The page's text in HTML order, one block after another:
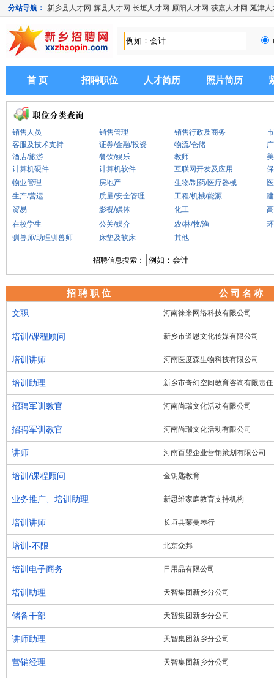
分站导航： 新乡县人才网 辉县人才网 长垣人才网 原阳人才网 获嘉人才网 延津人
首 页 招聘职位 人才简历 照片简历
销售人员 销售管理 销售行政及商务
客服及技术支持
证券/金融/投资 物流/仓储
酒店/旅游
餐饮/娱乐 教师
计算机硬件
计算机软件 互联网开发及应用
物业管理
房地产 生物/制药/医疗器械
生产/营运
质量/安全管理 工程/机械/能源
贸易
影视/媒体 化工
在校学生
公关/媒介 农/林/牧/渔
驯兽师/助理驯兽师
床垫及软床 其他
招聘信息搜索：
招 聘 职 位
公 司 名 称
文职
河南徕米网络科技有限公司
培训/课程顾问 新乡市道恩文化传媒有限公司
培训讲师 河南医度森生物科技有限公司
培训助理 新乡市奇幻空间教育咨询有限责任
招聘军训教官 河南尚瑞文化活动有限公司
招聘军训教官 河南尚瑞文化活动有限公司
讲师 河南百盟企业营销策划有限公司
培训/课程顾问 金钥匙教育
业务推广、培训助理 新思维家庭教育支持机构
培训讲师 长垣县莱曼琴行
培训-不限 北京众邦
培训电子商务 日用品有限公司
培训助理 天智集团新乡分公司
储备干部 天智集团新乡分公司
讲师助理 天智集团新乡分公司
营销经理 天智集团新乡分公司